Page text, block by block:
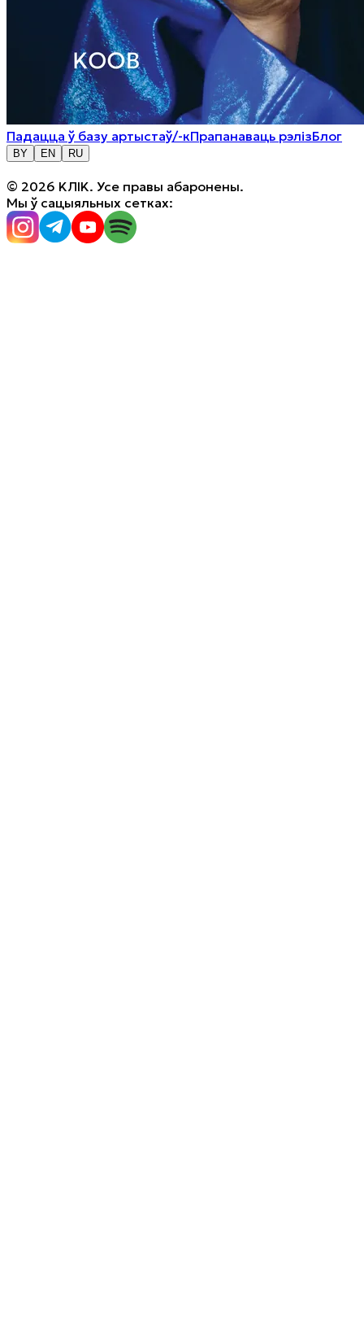
Падацца ў базу артыстаў/-кПрапанаваць рэлізБлог
BY EN RU
© 2026 KЛIK. Усе правы абаронены.
Мы ў сацыяльных сетках: